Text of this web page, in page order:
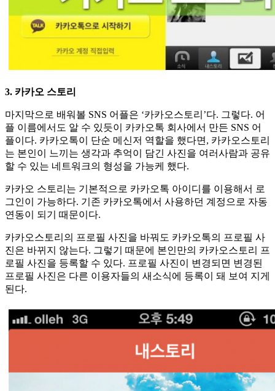
3. 카카오 스토리
마지막으로 배워볼 SNS 어플은 ‘카카오스토리’다. 그렇다. 어
플 이름에서도 알 수 있듯이 카카오톡 회사에서 만든 SNS 어
플이다. 카카오톡이 단순 메신저 역할을 했다면, 카카오스토리
는 본인이 느끼는 생각과 추억이 담긴 사진을 여러사람과 공유
할 수 있는 네트워크의 형성을 가능케 했다.
카카오 스토리는 기본적으로 카카오톡 아이디를 이용해서 로
그인이 가능하다. 기존 카카오톡에서 사용하던 계정으로 자동
연동이 되기 때문이다.
카카오스토리의 프로필 사진을 바꿔도 카카오톡의 프로필 사
진은 바뀌지 않는다. 그렇기 때문에 본인만의 카카오스토리 프
로필 사진을 등록할 수 있다. 프로필 사진이 변경되면 변경된
프로필 사진은 다른 이용자들의 새소식에 등록이 돼 보여 지게
된다.